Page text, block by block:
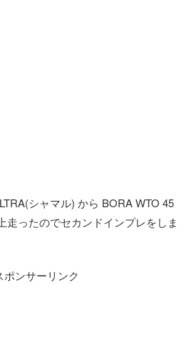
シャマル) から BORA WTO 45
走ったのでセカンドインプレをしま
ポンサーリンク